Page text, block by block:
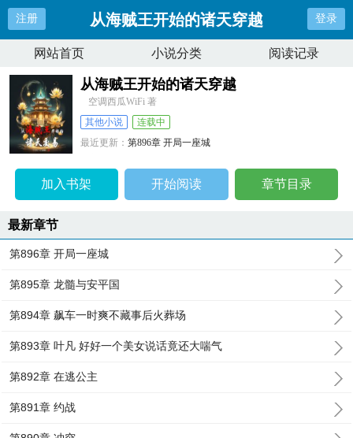
注册 从海贼王开始的诸天穿越 登录
网站首页 小说分类 阅读记录
从海贼王开始的诸天穿越
空调西瓜WiFi 著
其他小说
连载中
最近更新：第896章 开局一座城
加入书架 开始阅读 章节目录
最新章节
第896章 开局一座城
第895章 龙髓与安平国
第894章 飙车一时爽不藏事后火葬场
第893章 叶凡 好好一个美女说话竟还大喘气
第892章 在逃公主
第891章 约战